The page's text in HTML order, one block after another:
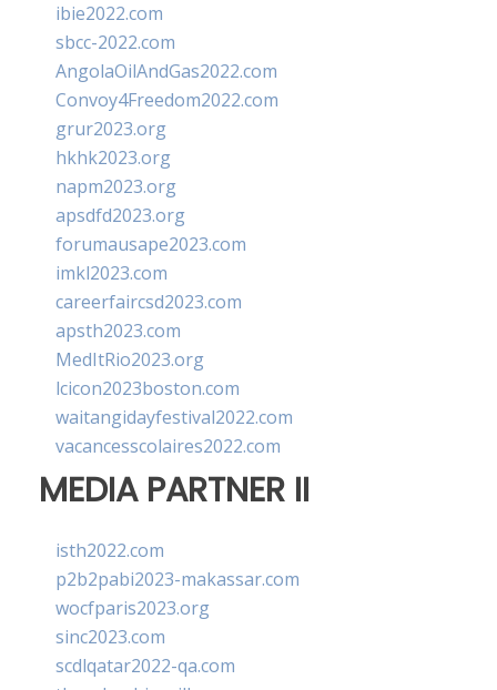
ibie2022.com
sbcc-2022.com
AngolaOilAndGas2022.com
Convoy4Freedom2022.com
grur2023.org
hkhk2023.org
napm2023.org
apsdfd2023.org
forumausape2023.com
imkl2023.com
careerfaircsd2023.com
apsth2023.com
MedItRio2023.org
lcicon2023boston.com
waitangidayfestival2022.com
vacancesscolaires2022.com
MEDIA PARTNER II
isth2022.com
p2b2pabi2023-makassar.com
wocfparis2023.org
sinc2023.com
scdlqatar2022-qa.com